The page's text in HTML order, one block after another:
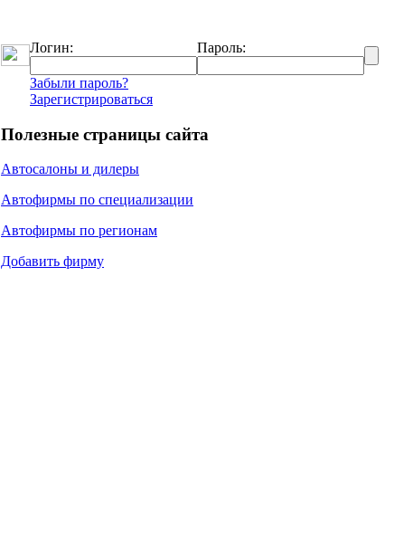
Логин: Пароль:
Забыли пароль?
Зарегистрироваться
Полезные страницы сайта
Автосалоны и дилеры
Автофирмы по специализации
Автофирмы по регионам
Добавить фирму